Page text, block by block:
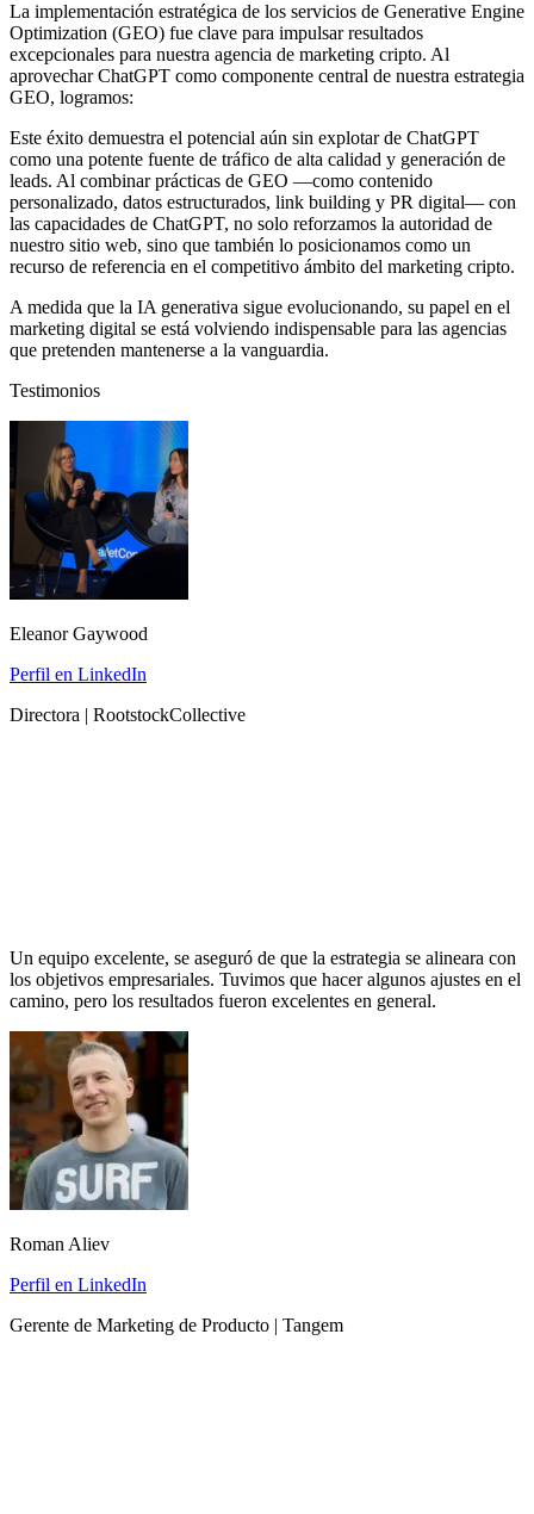
La implementación estratégica de los servicios de Generative Engine
Optimization (GEO) fue clave para impulsar resultados
excepcionales para nuestra agencia de marketing cripto. Al
aprovechar ChatGPT como componente central de nuestra estrategia
GEO, logramos:
Este éxito demuestra el potencial aún sin explotar de ChatGPT
como una potente fuente de tráfico de alta calidad y generación de
leads. Al combinar prácticas de GEO —como contenido
personalizado, datos estructurados, link building y PR digital— con
las capacidades de ChatGPT, no solo reforzamos la autoridad de
nuestro sitio web, sino que también lo posicionamos como un
recurso de referencia en el competitivo ámbito del marketing cripto.
A medida que la IA generativa sigue evolucionando, su papel en el
marketing digital se está volviendo indispensable para las agencias
que pretenden mantenerse a la vanguardia.
Testimonios
Eleanor Gaywood
Perfil en LinkedIn
Directora | RootstockCollective
Un equipo excelente, se aseguró de que la estrategia se alineara con
los objetivos empresariales. Tuvimos que hacer algunos ajustes en el
camino, pero los resultados fueron excelentes en general.
Roman Aliev
Perfil en LinkedIn
Gerente de Marketing de Producto | Tangem